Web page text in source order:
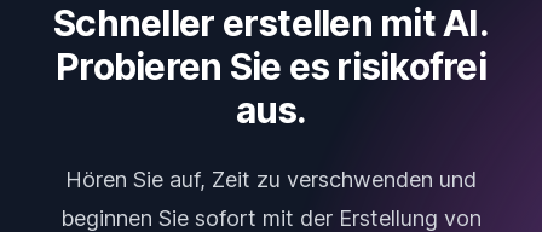
Schneller erstellen mit AI.
Probieren Sie es risikofrei
aus.
Hören Sie auf, Zeit zu verschwenden und
beginnen Sie sofort mit der Erstellung von